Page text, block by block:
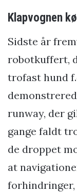
Klapvognen
Sidste år
robotkuffert,
trofast hund
runway, der
gange faldt
de droppet
at
forhindringer,